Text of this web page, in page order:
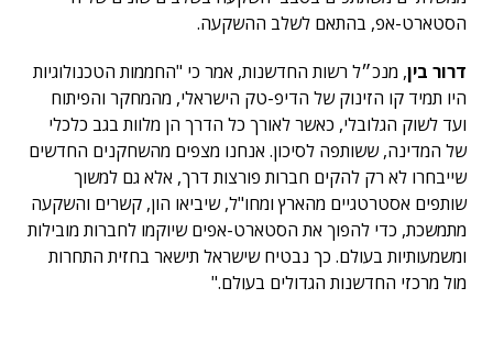
הסטארט-אפ, בהתאם לשלב ההשקעה.
דרור בין, מנכ״ל רשות החדשנות, אמר כי "החממות הטכנולוגיות
היו תמיד קו הזינוק של הדיפ-טק הישראלי, מהמחקר והפיתוח
ועד לשוק הגלובלי, כאשר לאורך כל הדרך הן מלוות בגב כלכלי
של המדינה, ששותפה לסיכון. אנחנו מצפים מהשחקנים החדשים
שייבחרו לא רק להקים חברות פורצות דרך, אלא גם למשוך
שותפים אסטרטגיים מהארץ ומחו"ל, שיביאו הון, קשרים והשקעה
מתמשכת, כדי להפוך את הסטארט-אפים שיוקמו לחברות מובילות
ומשמעותיות בעולם. כך נבטיח שישראל תישאר בחזית התחרות
מול מרכזי החדשנות הגדולים בעולם."